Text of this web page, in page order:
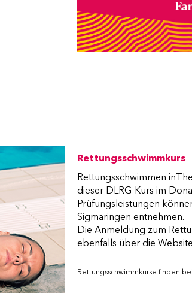
Rettungsschwimmkurs
Rettungsschwimmen
dieser DLRG-Kurs im
Prüfungsleistungen
Sigmaringen entnehmen.
Die Anmeldung zum
ebenfalls über die
Rettungsschwimmkurse finden